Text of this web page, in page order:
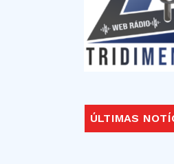
ÚLTIMAS
Licença-